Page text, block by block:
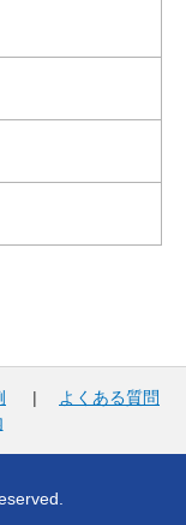
|
よくある質問